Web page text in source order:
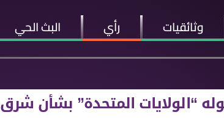
وثائقيات رأي البث الحي
“الولايات المتحدة” بشأن شرق